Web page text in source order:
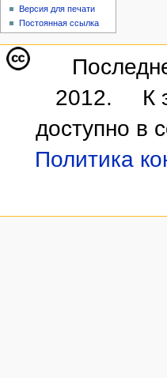
Версия для печати
Постоянная ссылка
2012.
К
доступно в
Политика